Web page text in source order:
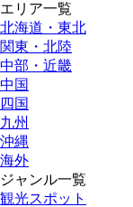
エリア一覧
北海道・東北
関東・北陸
中部・近畿
中国
四国
九州
沖縄
海外
ジャンル一覧
観光スポット